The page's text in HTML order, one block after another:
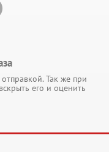
Так же при
его и оценить